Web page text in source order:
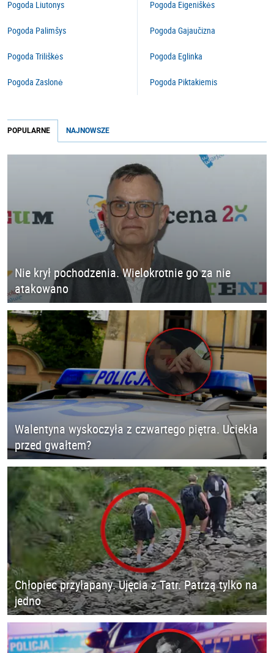
Pogoda Liutonys
Pogoda Palimšys
Pogoda Triliškės
Pogoda Zaslonė
Pogoda Eigeniškės
Pogoda Gajaučizna
Pogoda Eglinka
Pogoda Piktakiemis
POPULARNE NAJNOWSZE
Nie krył pochodzenia. Wielokrotnie go za nie
atakowano
Walentyna wyskoczyła z czwartego piętra. Uciekła
przed gwałtem?
Chłopiec przyłapany. Ujęcia z Tatr. Patrzą tylko na
jedno